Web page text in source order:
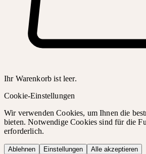
Ihr Warenkorb ist leer.
Cookie-Einstellungen
Wir verwenden Cookies, um Ihnen die
bieten. Notwendige Cookies sind für die
erforderlich.
Ablehnen Einstellungen Alle akzeptieren